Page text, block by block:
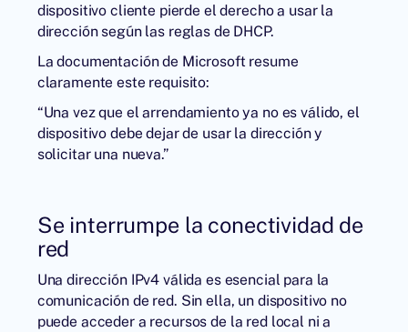
dispositivo cliente pierde el derecho a usar la
dirección según las reglas de DHCP.
La documentación de Microsoft resume
claramente este requisito:
“Una vez que el arrendamiento ya no es válido, el
dispositivo debe dejar de usar la dirección y
solicitar una nueva.”
Se interrumpe la conectividad de
red
Una dirección IPv4 válida es esencial para la
comunicación de red. Sin ella, un dispositivo no
puede acceder a recursos de la red local ni a